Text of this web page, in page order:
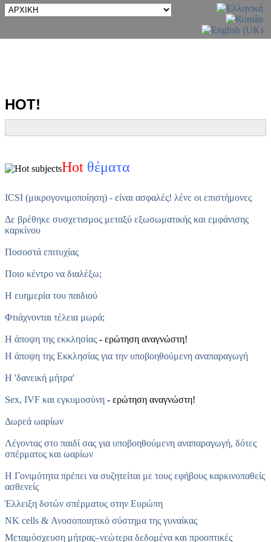
ΗΟΤ!
Hot θέματα
ICSI (μικρογονιμοποίηση) - είναι ασφαλές! λένε οι επιστήμονες
Δε βρέθηκε συσχετισμος μεταξύ εξωσωματικής και εμφάνισης
καρκίνου
Ποσοστά επιτυχίας
Ποιο κέντρο να διαλέξω;
Η ευημερία του παιδιού
Φτιάχνονται τέλεια μωρά;
Η άποψη της εκκλησίας - ερώτηση αναγνώστη!
Η άποψη της Εκκλησίας για την υποβοηθούμενη αναπαραγωγή
Η 'δανεική μήτρα'
Sex, IVF και εγκυμοσύνη - ερώτηση αναγνώστη!
Δωρεά ωαρίων
Λέγοντας στο παιδί σας για υποβοηθούμενη αναπαραγωγή, δότες
σπέρματος και ωαρίων
Η Γονιμότητα πρέπει να συζητείται με τους εφήβους καρκινοπαθείς
ασθενείς
Έλλειξη δοτών σπέρματος στην Ευρώπη
NK cells & Ανοσοποιητικό σύστημα της γυναίκας
Μεταμόσχευση μήτρας–νεώτερα δεδομένα και προοπτικές